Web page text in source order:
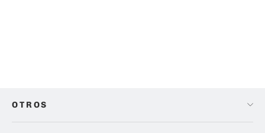
OTROS